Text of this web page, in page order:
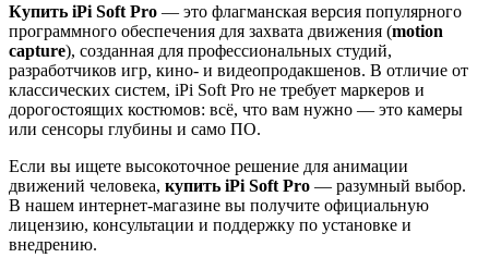
Купить iPi Soft Pro — это флагманская версия популярного
программного обеспечения для захвата движения (motion
capture), созданная для профессиональных студий,
разработчиков игр, кино- и видеопродакшенов. В отличие от
классических систем, iPi Soft Pro не требует маркеров и
дорогостоящих костюмов: всё, что вам нужно — это камеры
или сенсоры глубины и само ПО.
Если вы ищете высокоточное решение для анимации
движений человека, купить iPi Soft Pro — разумный выбор.
В нашем интернет-магазине вы получите официальную
лицензию, консультации и поддержку по установке и
внедрению.